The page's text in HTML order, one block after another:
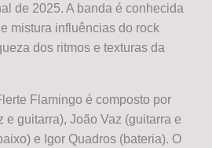
de 2025. A banda é conhecida
mistura influências do rock
dos ritmos e texturas da
Flamingo é composto por
e guitarra), João Vaz (guitarra e
e Igor Quadros (bateria). O